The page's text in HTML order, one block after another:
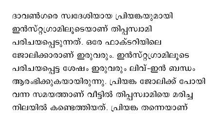
ദാവൺഗരെ സ്വദേശിയായ പ്രിയങ്കയുമായി
ഇന്‍സ്റ്റഗ്രാമിലൂടെയാണ് തിപ്പസ്വാമി
പരിചയപ്പെടുന്നത്. ഒരേ ഫാക്ടറിയിലെ
ജോലിക്കാരാണ് ഇരുവരും. ഇന്‍സ്റ്റഗ്രാമിലൂടെ
പരിചയപ്പെട്ട ശേഷം ഇരുവരും ലിവ്–ഇന്‍ ബന്ധം
ആരംഭിക്കുകയായിരുന്നു. പ്രിയങ്ക ജോലിക്ക് പോയി
വന്ന സമയത്താണ് വീട്ടില്‍ തിപ്പസ്വാമിയെ മരിച്ച
നിലയില്‍ കണ്ടെത്തിയത്. പ്രിയങ്ക തന്നെയാണ്